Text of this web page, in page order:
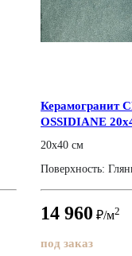
Керамогранит
OSSIDIANE
20x40 см
Поверхность:
14 960 ₽/м2
под заказ